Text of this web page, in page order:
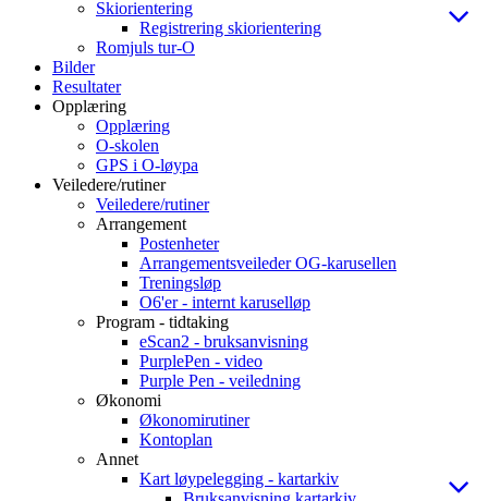
Skiorientering
Registrering skiorientering
Romjuls tur-O
Bilder
Resultater
Opplæring
Opplæring
O-skolen
GPS i O-løypa
Veiledere/rutiner
Veiledere/rutiner
Arrangement
Postenheter
Arrangementsveileder OG-karusellen
Treningsløp
O6'er - internt karuselløp
Program - tidtaking
eScan2 - bruksanvisning
PurplePen - video
Purple Pen - veiledning
Økonomi
Økonomirutiner
Kontoplan
Annet
Kart løypelegging - kartarkiv